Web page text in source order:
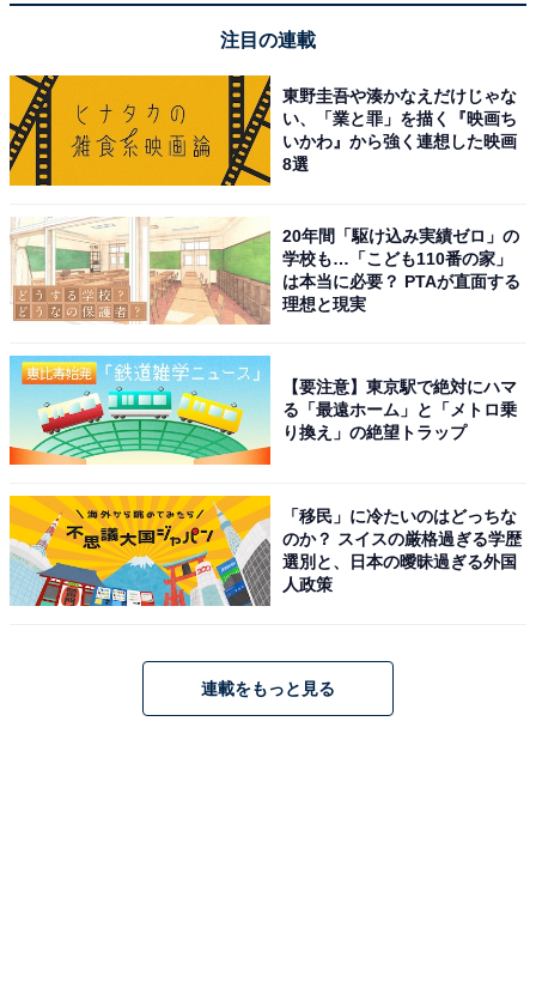
注目の連載
東野圭吾や湊かなえだけじゃな
い、「業と罪」を描く『映画ち
いかわ』から強く連想した映画
8選
20年間「駆け込み実績ゼロ」の
学校も…「こども110番の家」
は本当に必要？ PTAが直面する
理想と現実
【要注意】東京駅で絶対にハマ
る「最遠ホーム」と「メトロ乗
り換え」の絶望トラップ
「移民」に冷たいのはどっちな
のか？ スイスの厳格過ぎる学歴
選別と、日本の曖昧過ぎる外国
人政策
連載をもっと見る